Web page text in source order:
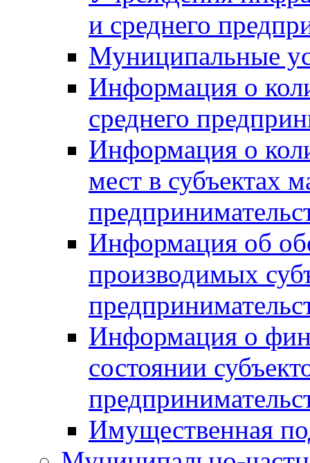
и среднего
Муниципальные
Информация о
среднего
Информация о
мест в субъектах
Информация об
производимых
Информация о
состоянии
Имущественная